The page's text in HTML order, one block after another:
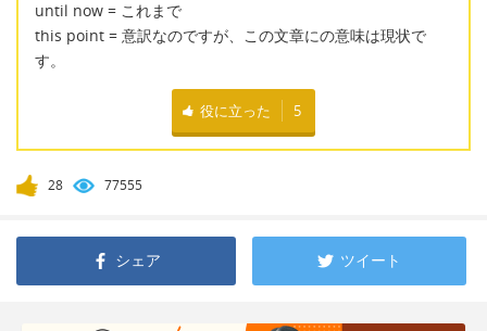
until now = これまで
this point = 意訳なのですが、この文章にの意味は現状で
す。
役に立った 5
28 77555
シェア ツイート